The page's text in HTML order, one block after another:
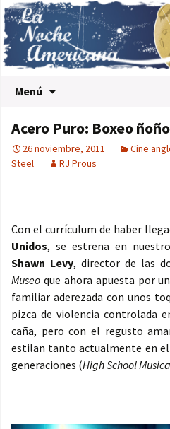
Menú
Acero Puro: Boxeo ñoño
26 noviembre, 2011 Cine
Steel
RJ Prous
Con el currículum de haber
Unidos, se estrena en
Shawn Levy, director de las
Museo que ahora apuesta por
familiar aderezada con unos
pizca de violencia controlada
caña, pero con el regusto
estilan tanto actualmente en el
generaciones (High School